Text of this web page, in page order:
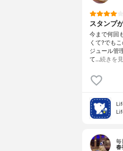
スタンプ
今まで何回
くて?でも
ジュール管
て…続きを
毎
春